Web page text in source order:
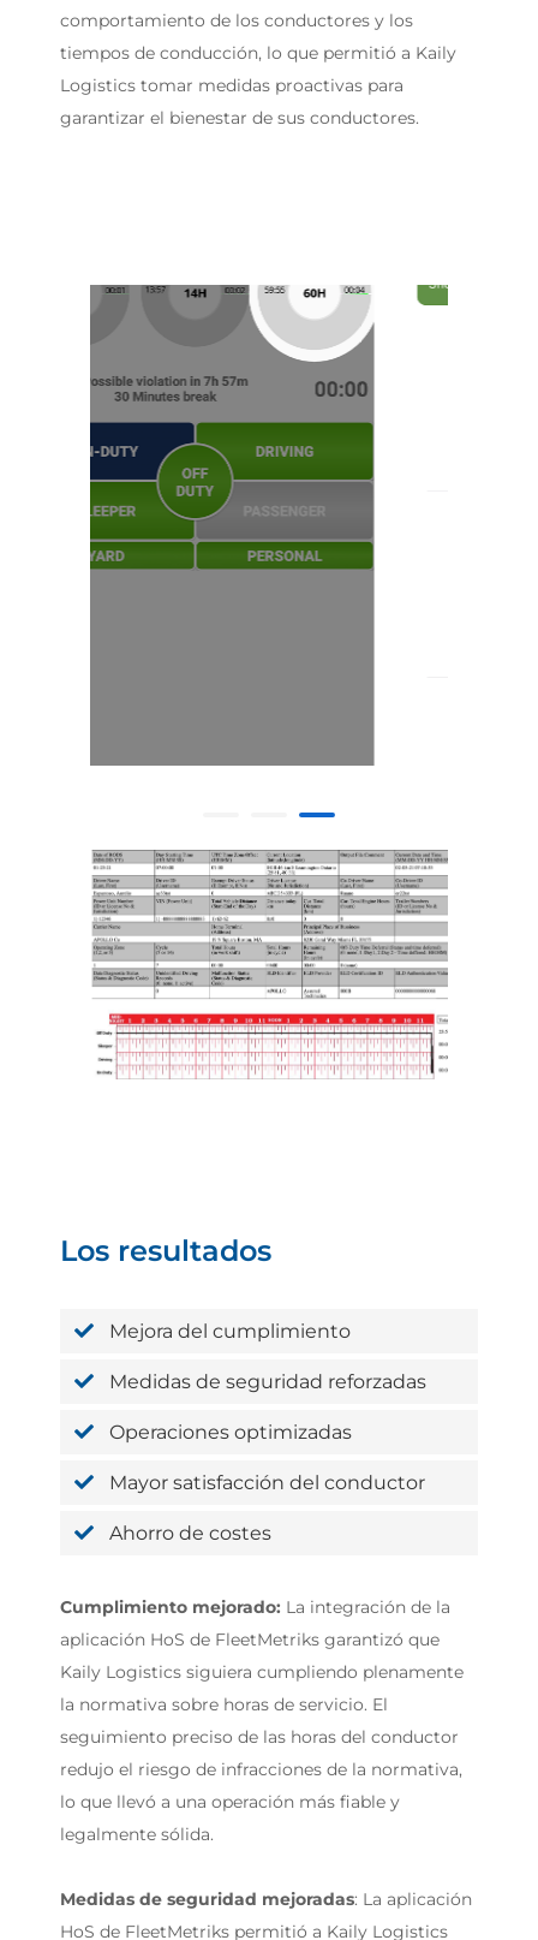
comportamiento de los conductores y los
tiempos de conducción, lo que permitió a Kaily
Logistics tomar medidas proactivas para
garantizar el bienestar de sus conductores.
Los resultados
Mejora del cumplimiento
Medidas de seguridad reforzadas
Operaciones optimizadas
Mayor satisfacción del conductor
Ahorro de costes
Cumplimiento mejorado: La integración de la
aplicación HoS de FleetMetriks garantizó que
Kaily Logistics siguiera cumpliendo plenamente
la normativa sobre horas de servicio. El
seguimiento preciso de las horas del conductor
redujo el riesgo de infracciones de la normativa,
lo que llevó a una operación más fiable y
legalmente sólida.
Medidas de seguridad mejoradas: La aplicación
HoS de FleetMetriks permitió a Kaily Logistics